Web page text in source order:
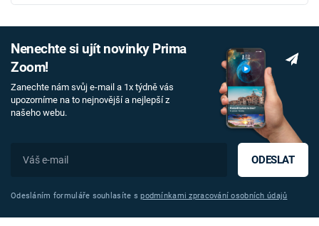
Nenechte si ujít novinky Prima
Zoom!
Zanechte nám svůj e-mail a 1x týdně vás
upozorníme na to nejnovější a nejlepší z
našeho webu.
ODESLAT
Odesláním formuláře souhlasíte spodmínkami zpracování osobních údajů